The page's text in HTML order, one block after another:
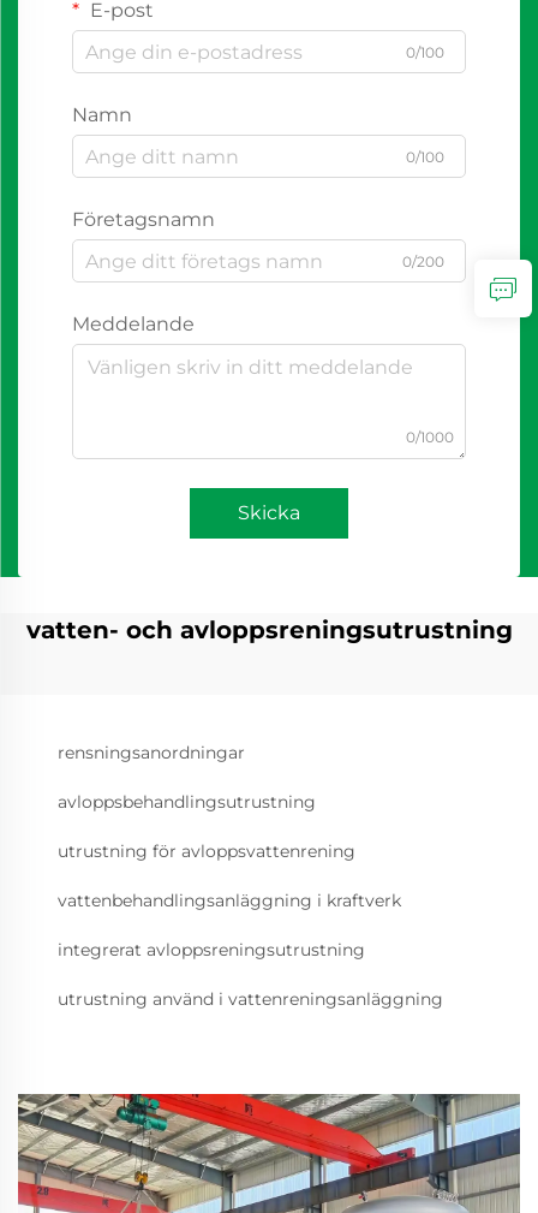
E-post
0/100
Namn
0/100
Företagsnamn
0/200
Meddelande
0/1000
Skicka
vatten- och avloppsreningsutrustning
rensningsanordningar
avloppsbehandlingsutrustning
utrustning för avloppsvattenrening
vattenbehandlingsanläggning i kraftverk
integrerat avloppsreningsutrustning
utrustning använd i vattenreningsanläggning